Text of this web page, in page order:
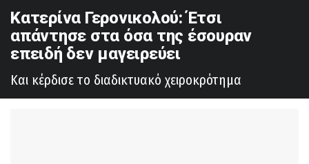
Κατερίνα Γερονικολού: Έτσι
απάντησε στα όσα της έσουραν
επειδή δεν μαγειρεύει
Και κέρδισε το διαδικτυακό χειροκρότημα